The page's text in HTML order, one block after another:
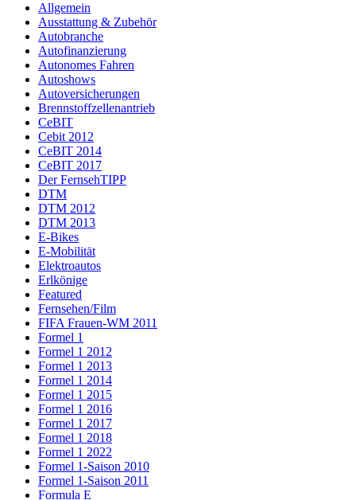
Allgemein
Ausstattung & Zubehör
Autobranche
Autofinanzierung
Autonomes Fahren
Autoshows
Autoversicherungen
Brennstoffzellenantrieb
CeBIT
Cebit 2012
CeBIT 2014
CeBIT 2017
Der FernsehTIPP
DTM
DTM 2012
DTM 2013
E-Bikes
E-Mobilität
Elektroautos
Erlkönige
Featured
Fernsehen/Film
FIFA Frauen-WM 2011
Formel 1
Formel 1 2012
Formel 1 2013
Formel 1 2014
Formel 1 2015
Formel 1 2016
Formel 1 2017
Formel 1 2018
Formel 1 2022
Formel 1-Saison 2010
Formel 1-Saison 2011
Formula E